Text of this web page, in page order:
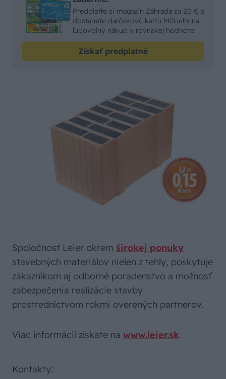
Predplaťte si magazín Záhrada za 20 € a
dostanete darčekovú kartu Möbelix na
ľubovolný nákup v rovnakej hodnote.
Získať predplatné
Spoločnosť Leier okrem širokej ponuky
stavebných materiálov nielen z tehly, poskytuje
zákazníkom aj odborné poradenstvo a možnosť
zabezpečenia realizácie stavby
prostredníctvom rokmi overených partnerov.
Viac informácií získate na www.leier.sk.
Kontakty: